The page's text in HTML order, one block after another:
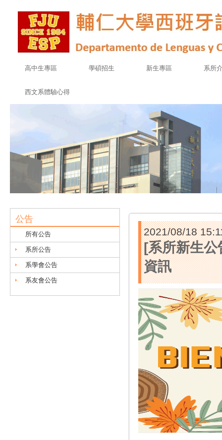
高中生專區 學碩招生 新生專區 系所
西文系體驗心得
公告
所有公告
系所公告
系學會公告
系友會公告
2021/08/18
[系所新生公
資訊